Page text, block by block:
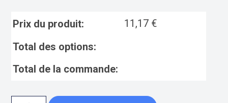
Prix du produit: 11,17 €
Total des options:
Total de la commande: